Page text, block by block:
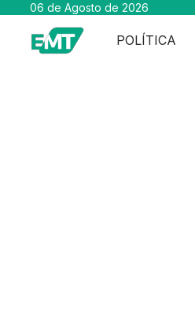
06 de Agosto de 2026
POLÍTICA